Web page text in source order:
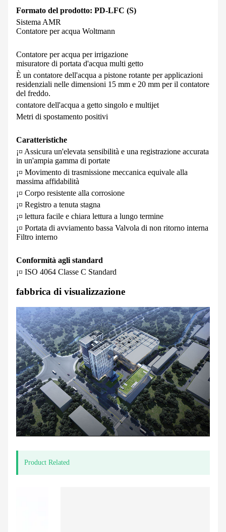
Formato del prodotto: PD-LFC (S)
Sistema AMR
Contatore per acqua Woltmann
Contatore per acqua per irrigazione
misuratore di portata d'acqua multi getto
È un contatore dell'acqua a pistone rotante per applicazioni
residenziali nelle dimensioni 15 mm e 20 mm per il contatore
del freddo.
contatore dell'acqua a getto singolo e multijet
Metri di spostamento positivi
Caratteristiche
¡¤ Assicura un'elevata sensibilità e una registrazione accurata
in un'ampia gamma di portate
¡¤ Movimento di trasmissione meccanica equivale alla
massima affidabilità
¡¤ Corpo resistente alla corrosione
¡¤ Registro a tenuta stagna
¡¤ lettura facile e chiara lettura a lungo termine
¡¤ Portata di avviamento bassa Valvola di non ritorno interna
Filtro interno
Conformità agli standard
¡¤ ISO 4064 Classe C Standard
fabbrica di visualizzazione
Product Related